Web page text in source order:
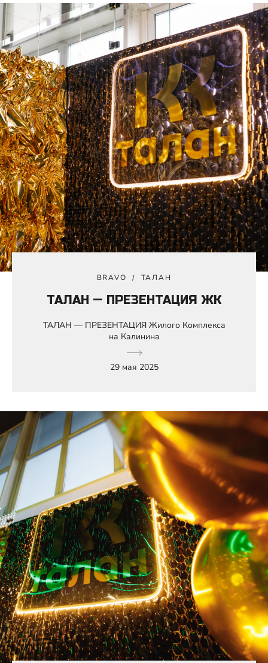
BRAVO ТАЛАН
ТАЛАН — ПРЕЗЕНТАЦИЯ ЖК
ТАЛАН — ПРЕЗЕНТАЦИЯ Жилого Комплекса
на Калинина
29 мая 2025